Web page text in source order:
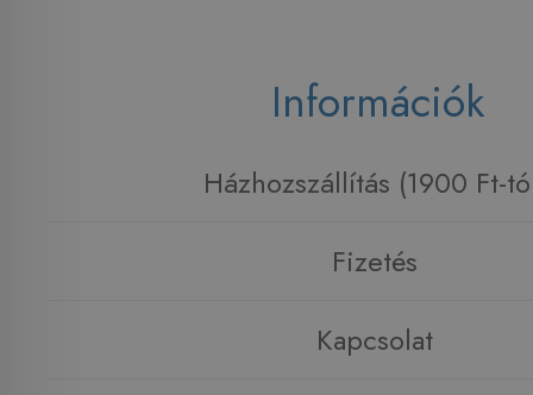
Információk
Házhozszállítás (1900 Ft-
Fizetés
Kapcsolat